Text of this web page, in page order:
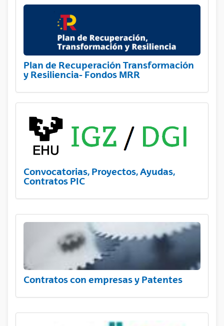
Plan de Recuperación Transformación
y Resiliencia- Fondos MRR
Convocatorias, Proyectos, Ayudas,
Contratos PIC
Contratos con empresas y Patentes